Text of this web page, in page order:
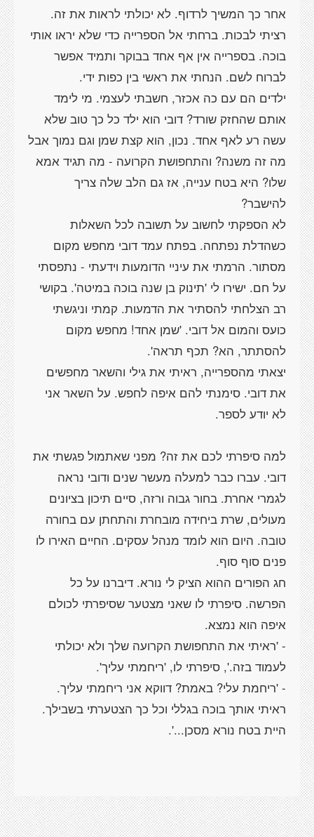
אחר כך המשיך לרדוף. לא יכולתי לראות את זה.
רציתי לבכות. ברחתי אל הספרייה כדי שלא יראו אותי
בוכה. בספרייה אין אף אחד בבוקר ותמיד אפשר
ילדים הם עם כה אכזר, חשבתי לעצמי. מי לימד
אותם שהחזק שורד? דובי הוא ילד כל כך טוב שלא
עשה רע לאף אחד. נכון, הוא קצת שמן וגם נמוך אבל
מה זה משנה? והתחפושת הקרועה - מה תגיד אמא
שלו? היא בטח ענייה, אז גם הלב שלה צריך
לא הספקתי לחשוב על תשובה לכל השאלות
כשהדלת נפתחה. בפתח עמד דובי מחפש מקום
מסתור. הרמתי את עיניי הדומעות וידעתי - נתפסתי
על חם. ישירו לי 'תינוק בן שנה בוכה במיטה'. בקושי
רב הצלחתי להסתיר את הדמעות. קמתי וניגשתי
כועס והמום אל דובי. 'שמן אחד! מחפש מקום
יצאתי מהספרייה, ראיתי את גילי והשאר מחפשים
את דובי. סימנתי להם איפה לחפש. על השאר אני
למה סיפרתי לכם את זה? מפני שאתמול פגשתי את
דובי. עברו כבר למעלה מעשר שנים ודובי נראה
לגמרי אחרת. בחור גבוה ורזה, סיים תיכון בציונים
מעולים, שרת ביחידה מובחרת והתחתן עם בחורה
טובה. היום הוא לומד מנהל עסקים. החיים האירו לו
חג הפורים ההוא הציק לי נורא. דיברנו על כל
הפרשה. סיפרתי לו שאני מצטער שסיפרתי לכולם
- 'ראיתי את התחפושת הקרועה שלך ולא יכולתי
- 'ריחמת עלי? באמת? דווקא אני ריחמתי עליך.
ראיתי אותך בוכה בגללי וכל כך הצטערתי בשבילך.